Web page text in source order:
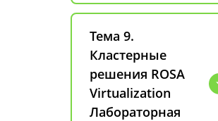
Тема 9.
Кластерные
решения ROSA
Virtualization
Лабораторная